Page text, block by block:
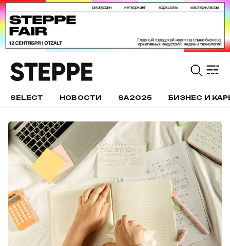
SELECT НОВОСТИ SA2025 БИЗНЕС И